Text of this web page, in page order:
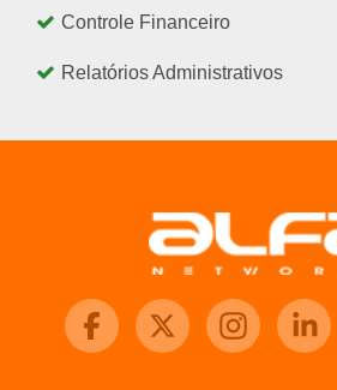
Controle Financeiro
Relatórios Administrativos